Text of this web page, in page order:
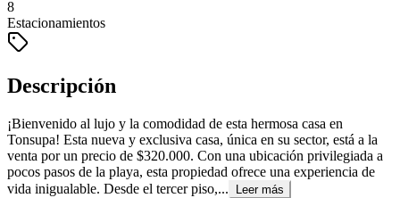
8
Estacionamientos
Descripción
¡Bienvenido al lujo y la comodidad de esta hermosa casa en
Tonsupa! Esta nueva y exclusiva casa, única en su sector, está a la
venta por un precio de $320.000. Con una ubicación privilegiada a
pocos pasos de la playa, esta propiedad ofrece una experiencia de
vida inigualable. Desde el tercer piso,...
Leer más